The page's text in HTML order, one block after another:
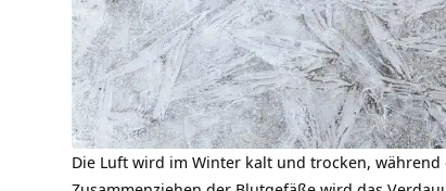
Die Luft wird im Winter kalt und trocken,